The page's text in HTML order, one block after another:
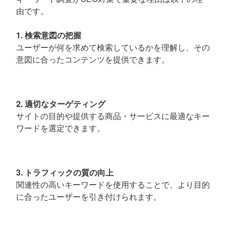
由です。
1. 検索意図の把握
ユーザーが何を求めて検索しているかを理解し、その
意図に合ったコンテンツを提供できます。
2. 適切なターゲティング
サイトの目的や提供する商品・サービスに最適なキー
ワードを選定できます。
3. トラフィックの質の向上
関連性の高いキーワードを使用することで、より目的
に合ったユーザーを引き付けられます。